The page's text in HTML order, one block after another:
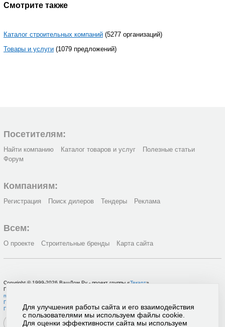
Смотрите также
Каталог строительных компаний (5277 организаций)
Товары и услуги (1079 предложений)
Посетителям:
Найти компанию Каталог товаров и услуг
Полезные статьи
Форум
Компаниям:
Регистрация Поиск дилеров Тендеры Реклама
Всем:
О проекте Строительные бренды Карта сайта
Copyright © 1999-2026 ВашДом.Ру - проект группы «Текарт»
По вопросам связанным с работой портала вы можете связаться с нашей
поддержки
Политика в отношении обработки персональных данных
Пользовательское соглашение
Для улучшения работы сайта и его взаимодействия
с пользователями мы используем файлы cookie.
Для оценки эффективности сайта мы используем